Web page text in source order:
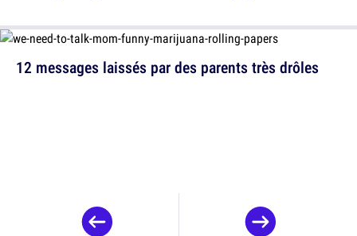
12 messages laissés par des parents très drôles